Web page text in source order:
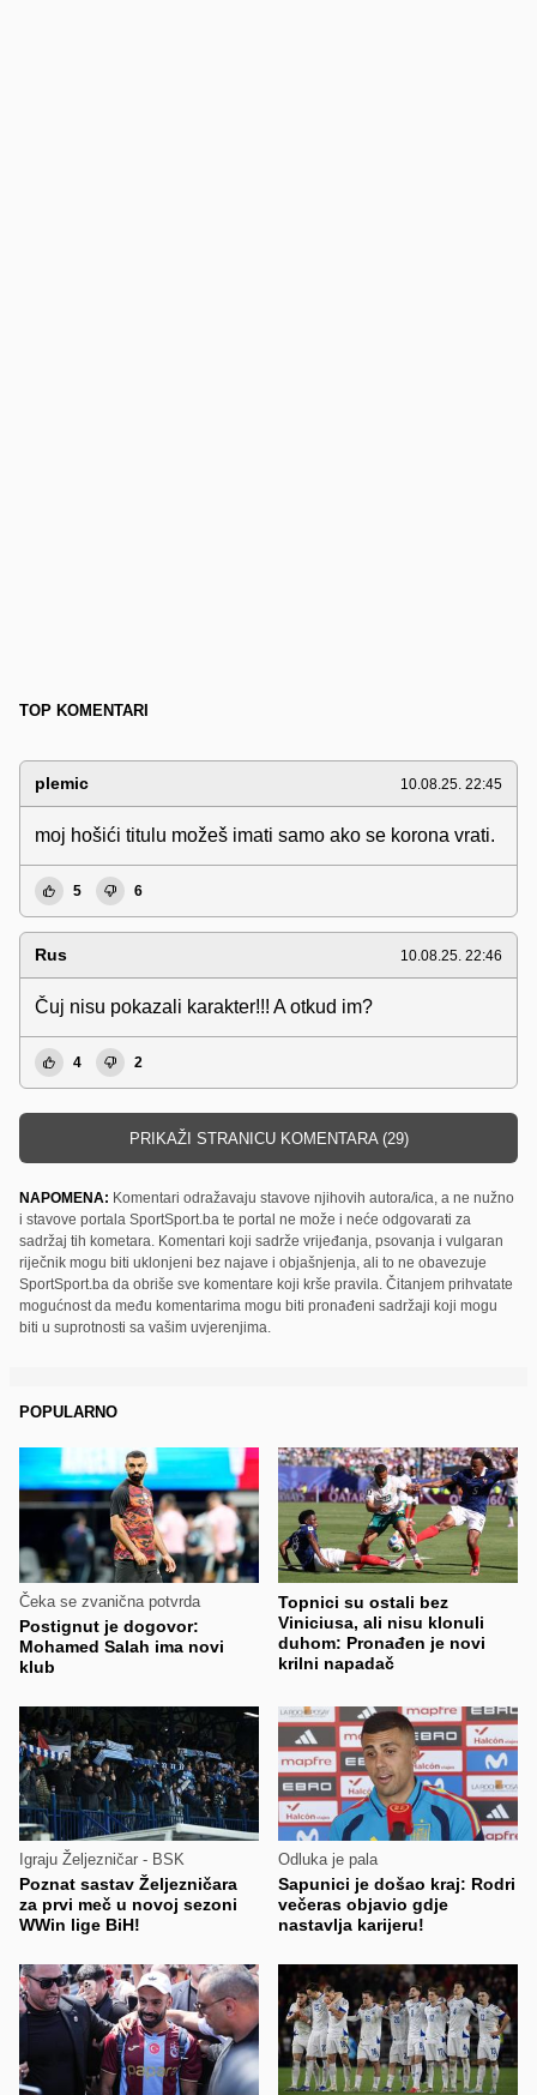
TOP KOMENTARI
plemic 10.08.25. 22:45
moj hošići titulu možeš imati samo ako se korona vrati.
5 6
Rus 10.08.25. 22:46
Čuj nisu pokazali karakter!!! A otkud im?
4 2
PRIKAŽI STRANICU KOMENTARA (29)
NAPOMENA: Komentari odražavaju stavove njihovih autora/ica, a ne nužno
i stavove portala SportSport.ba te portal ne može i neće odgovarati za
sadržaj tih kometara. Komentari koji sadrže vrijeđanja, psovanja i vulgaran
riječnik mogu biti uklonjeni bez najave i objašnjenja, ali to ne obavezuje
SportSport.ba da obriše sve komentare koji krše pravila. Čitanjem prihvatate
mogućnost da među komentarima mogu biti pronađeni sadržaji koji mogu
biti u suprotnosti sa vašim uvjerenjima.
POPULARNO
Čeka se zvanična potvrda
Postignut je dogovor:
Mohamed Salah ima novi
klub
Topnici su ostali bez
Viniciusa, ali nisu klonuli
duhom: Pronađen je novi
krilni napadač
Igraju Željezničar - BSK
Poznat sastav Željezničara
za prvi meč u novoj sezoni
WWin lige BiH!
Odluka je pala
Sapunici je došao kraj: Rodri
večeras objavio gdje
nastavlja karijeru!